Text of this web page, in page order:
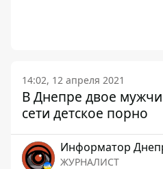
14:02, 12 апреля 2021
В Днепре двое
сети детское порно
Информатор
ЖУРНАЛИСТ